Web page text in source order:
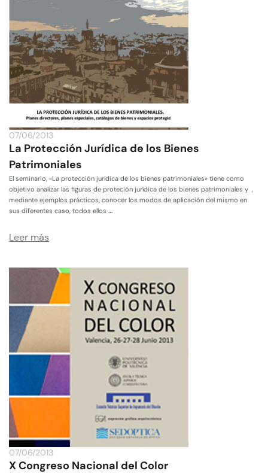
07/06/2013
La Protección Jurídica de los Bienes
Patrimoniales
El seminario, «La protección jurídica de los bienes patrimoniales» tiene como
objetivo analizar las figuras de proteción jurídica de los bienes patrimoniales y ,
mediante ejemplos prácticos, conocer los modos de aplicación del mismo en
sus diferentes caso, todos ellos …
Leer más
07/06/2013
X Congreso Nacional del Color